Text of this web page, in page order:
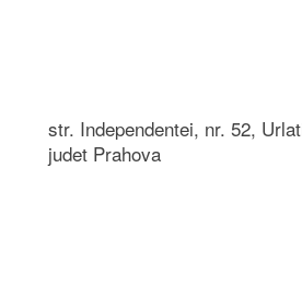
str. Independentei, nr. 52,
judet Prahova